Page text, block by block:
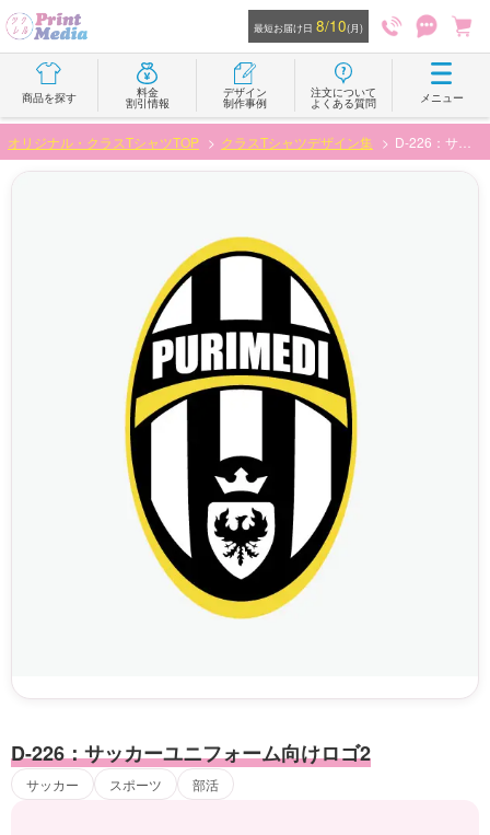
最短お届け日 8/10(月)
商品を探す 料金
割引情報
デザイン
制作事例
注文について
よくある質問 メニュー
オリジナル・クラスTシャツTOP クラスTシャツデザイン集
D-226：サッカーユニフォーム向けロゴ2
サッカー スポーツ 部活